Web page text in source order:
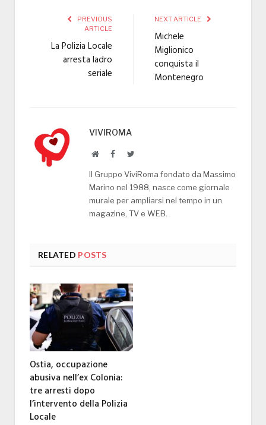
PREVIOUS
ARTICLE
La Polizia Locale
arresta ladro
seriale
NEXT ARTICLE
Michele
Miglionico
conquista il
Montenegro
VIVIROMA
WebsiteFacebookTwitter
Il Gruppo ViviRoma fondato da Massimo
Marino nel 1988, nasce come giornale
murale per ampliarsi nel tempo in un
magazine, TV e WEB.
RELATED POSTS
Ostia, occupazione
abusiva nell’ex Colonia:
tre arresti dopo
l’intervento della Polizia
Locale